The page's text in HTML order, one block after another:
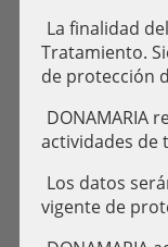
La finalidad
Tratamiento.
de protección
DONAMARIA
actividades de
Los datos
vigente de